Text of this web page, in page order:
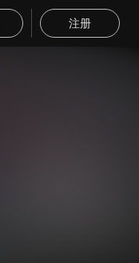
注册